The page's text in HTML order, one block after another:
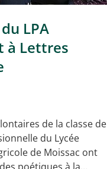
LPA
à Lettres
de la classe de
du Lycée
de Moissac ont
poétiques à la…